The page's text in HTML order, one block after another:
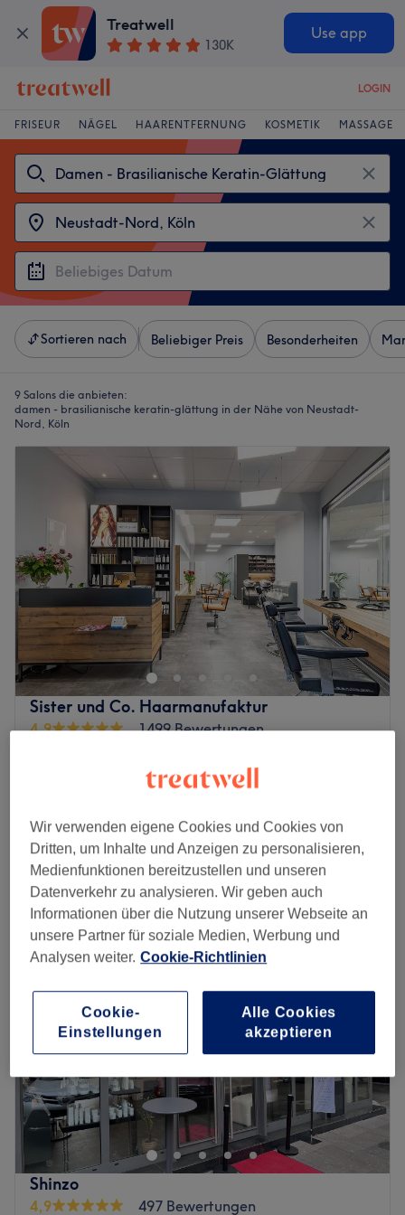
Treatwell
130K
Use app
LOGIN
FRISEUR NÄGEL HAARENTFERNUNG KOSMETIK MASSAGE
Sortieren nach Beliebiger Preis Besonderheiten
9 Salons die anbieten:
damen - brasilianische keratin-glättung in der Nähe von Neustadt-
Nord, Köln
Sister und Co. Haarmanufaktur
4,9
1499 Bewertungen
Last Minute und Nebenzeiten
Damen - Dauerhafte
2 Std. 10 Min. - 3 Std.
Spare bis zu 15%
Schnellansicht Saloninfos
Montag
Geschlossen
Dienstag
10:00– 19:00
Mittwoch
Freitag
10:00–19:00
Samstag
09:00–15:00
Sonntag
Geschlossen
Egal ob langes oder kurzes, glattes oder lockiges Haar -
Bei Sister und Co. Haarmanufaktur in Köln in der
Neustadt-Süd bekommst du die Frisur und den Style, der
zu dir passt. Lass dich ausführlich beraten und freu dich
auf einen neuen Look in entspannter Atmosphäre.
Nächste öffentliche Verkehrsmittel:
Shinzo
4,9
497 Bewertungen
Wir verwenden eigene Cookies und Cookies von
Dritten, um Inhalte und Anzeigen zu personalisieren,
Medienfunktionen bereitzustellen und unseren
Datenverkehr zu analysieren. Wir geben auch
Informationen über die Nutzung unserer Webseite an
unsere Partner für soziale Medien, Werbung und
Analysen weiter. Cookie-Richtlinien
Cookie-
Einstellungen
Alle Cookies
akzeptieren